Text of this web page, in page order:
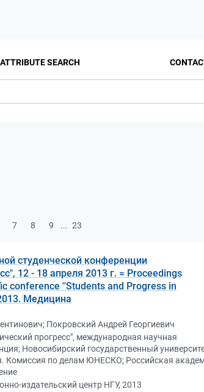
ATTRIBUTE SEARCH
7 8 9 ... 23
студенческой конференции
12 - 18 апреля 2013 г. = Proceedings
conference ''Students and Progress in
Медицина
Покровский Андрей Георгиевич
прогресс", международная научная
Новосибирский государственный
Комиссия по делам ЮНЕСКО; Российская
издательский центр НГУ, 2013